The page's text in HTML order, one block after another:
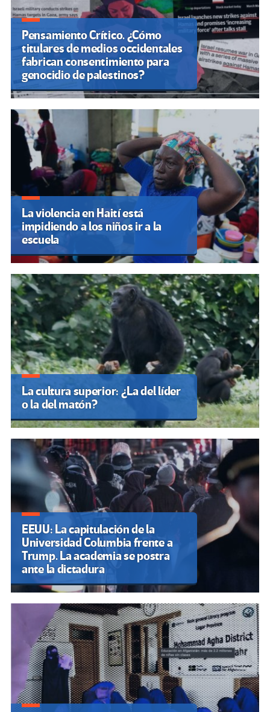
Pensamiento Crítico. ¿Cómo
titulares de medios occidentales
fabrican consentimiento para
genocidio de palestinos?
La violencia en Haití está
impidiendo a los niños ir a la
escuela
La cultura superior: ¿La del líder
o la del matón?
EEUU: La capitulación de la
Universidad Columbia frente a
Trump. La academia se postra
ante la dictadura